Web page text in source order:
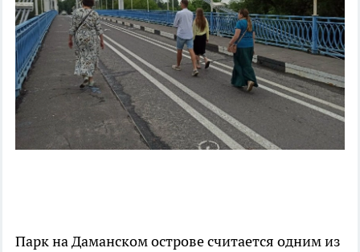
Парк на Даманском острове считается одним из